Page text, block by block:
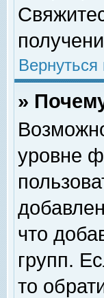
Вернуться
»
уровне
что
групп.
то